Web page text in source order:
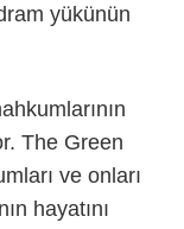
yükünün
The Green
ve onları
hayatını